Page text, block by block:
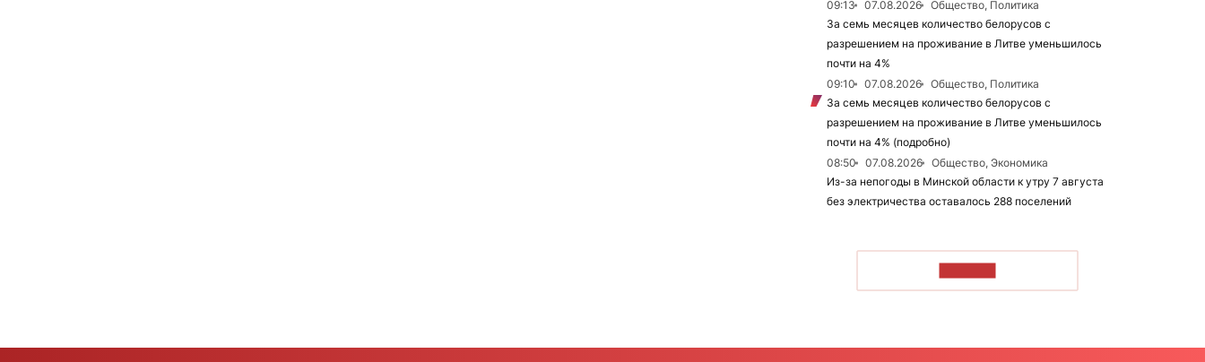
09:13
07.08.2026
Общество, Политика
За семь месяцев количество белорусов с
разрешением на проживание в Литве уменьшилось
почти на 4%
09:10
07.08.2026
Общество, Политика
За семь месяцев количество белорусов с
разрешением на проживание в Литве уменьшилось
почти на 4% (подробно)
08:50
07.08.2026
Общество, Экономика
Из-за непогоды в Минской области к утру 7 августа
без электричества оставалось 288 поселений